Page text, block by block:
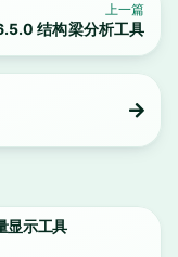
上一篇
结构梁分析工具
显示工具